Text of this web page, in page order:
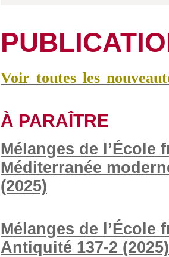
Voir toutes les
À PARAÎTRE
Mélanges de l’École
Méditerranée
(2025)
Mélanges de l’École
Antiquité 137-2 (2025)